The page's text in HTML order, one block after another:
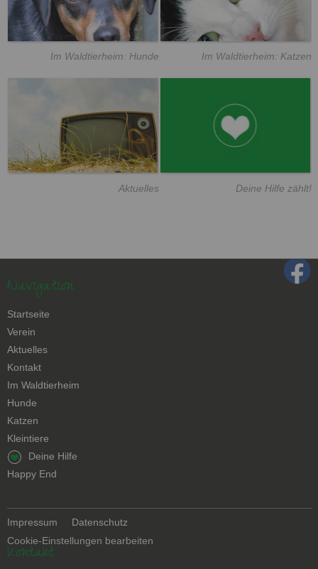
Im Waldtierheim: Hunde Im Waldtierheim: Katzen
Aktuelles Deine Hilfe zählt!
Navigation
Navigation
überspringen
Startseite
Verein
Aktuelles
Kontakt
Navigation
überspringen
Im Waldtierheim
Hunde
Katzen
Kleintiere
Navigation
überspringen
Deine Hilfe
Happy End
Navigation
überspringen
Impressum
Datenschutz
Cookie-Einstellungen bearbeiten
Kontakt